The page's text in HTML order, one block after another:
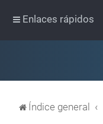
Enlaces rápidos
Índice general